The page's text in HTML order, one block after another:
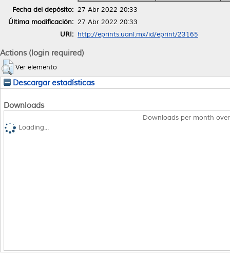
Fecha del depósito: 27 Abr 2022 20:33
Última modificación: 27 Abr 2022 20:33
URI: http://eprints.uanl.mx/id/eprint/23165
Actions (login required)
Ver elemento
Descargar estadísticas
Downloads
Downloads per month
Loading...